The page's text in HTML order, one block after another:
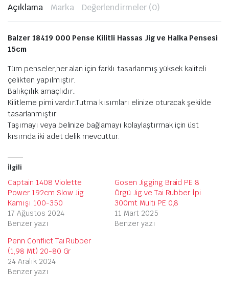
Açıklama Marka Değerlendirmeler (0)
Balzer 18419 000 Pense Kilitli Hassas Jig ve Halka Pensesi
15cm
Tüm penseler,her alan için farklı tasarlanmış yüksek kaliteli
çelikten yapılmıştır.
Balıkçılık amaçlıdır..
Kilitleme pimi vardır.Tutma kısımları elinize oturacak şekilde
tasarlanmıştır.
Taşımayı veya belinize bağlamayı kolaylaştırmak için üst
kısımda iki adet delik mevcuttur.
İlgili
Captain 1408 Violette
Power 192cm Slow Jig
Kamışı 100-350
17 Ağustos 2024
Benzer yazı
Gosen Jigging Braid PE 8
Örgü Jig ve Tai Rubber İpi
300mt Multi PE 0,8
11 Mart 2025
Benzer yazı
Penn Conflict Tai Rubber
(1,98 Mt) 20-80 Gr
24 Aralık 2024
Benzer yazı